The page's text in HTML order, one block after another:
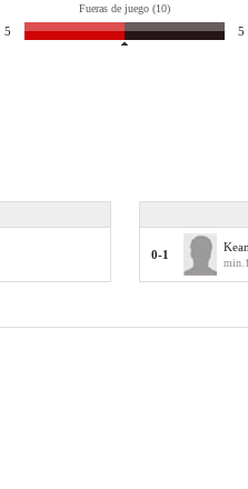
Fueras de juego (10)
5 5
0-1